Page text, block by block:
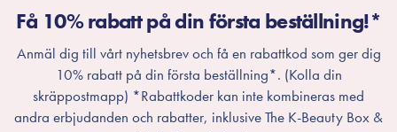
Få 10% rabatt på din första beställning!*
Anmäl dig till vårt nyhetsbrev och få en rabattkod som ger dig
10% rabatt på din första beställning*. (Kolla din
skräppostmapp) *Rabattkoder kan inte kombineras med
andra erbjudanden och rabatter, inklusive The K-Beauty Box &